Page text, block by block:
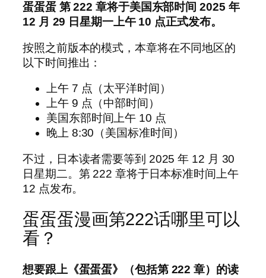
蛋蛋蛋 第 222 章将于美国东部时间 2025 年
12 月 29 日星期一上午 10 点正式发布。
按照之前版本的模式，本章将在不同地区的
以下时间推出：
上午 7 点（太平洋时间）
上午 9 点（中部时间）
美国东部时间上午 10 点
晚上 8:30（美国标准时间）
不过，日本读者需要等到 2025 年 12 月 30
日星期二。第 222 章将于日本标准时间上午
12 点发布。
蛋蛋蛋漫画第222话哪里可以
看？
想要跟上《蛋蛋蛋》（包括第 222 章）的读